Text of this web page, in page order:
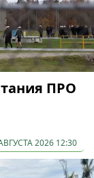
ПРО
2026 12:30